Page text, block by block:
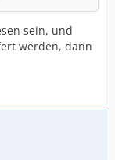
sein, und
werden, dann